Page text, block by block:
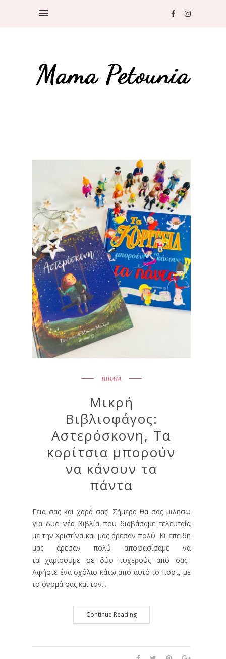
ΒΙΒΛΙΑ
Μικρή
Βιβλιοφάγος:
Αστερόσκονη, Τα
κορίτσια μπορούν
να κάνουν τα
πάντα
Γεια σας και χαρά σας! Σήμερα θα σας μιλήσω
για δυο νέα βιβλία που διαβάσαμε τελευταία
με την Χριστίνα και μας άρεσαν πολύ. Κι επειδή
μας άρεσαν πολύ αποφασίσαμε να
τα χαρίσουμε σε δύο τυχερούς από σας!
Αφήστε ένα σχόλιο κάτω από αυτό το ποστ, με
το όνομά σας και τον...
Continue Reading